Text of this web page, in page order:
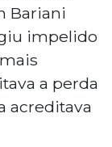
a
por
mas
sua
Bariani
impelido
a perda
acreditava